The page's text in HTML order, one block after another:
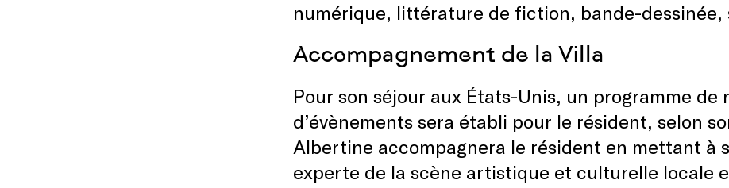
numérique, littérature de fiction, bande-dessinée,
Accompagnement de la Villa
Pour son séjour aux États-Unis, un programme de
d’évènements sera établi pour le résident, selon
Albertine accompagnera le résident en mettant à
experte de la scène artistique et culturelle locale